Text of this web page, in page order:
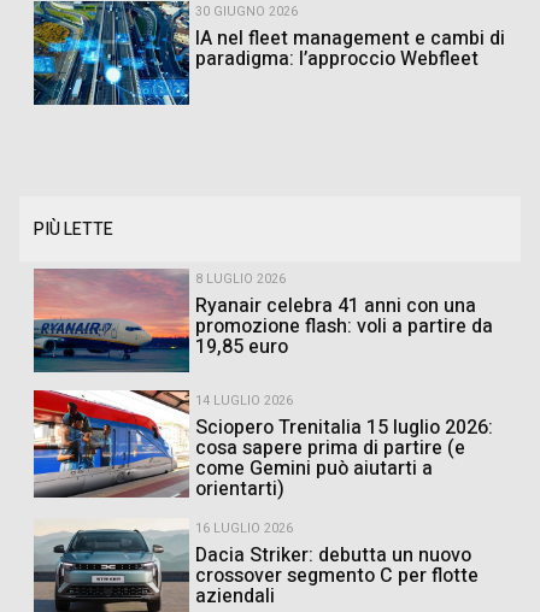
30 GIUGNO 2026
IA nel fleet management e cambi di
paradigma: l’approccio Webfleet
PIÙ LETTE
8 LUGLIO 2026
Ryanair celebra 41 anni con una
promozione flash: voli a partire da
19,85 euro
14 LUGLIO 2026
Sciopero Trenitalia 15 luglio 2026:
cosa sapere prima di partire (e
come Gemini può aiutarti a
orientarti)
16 LUGLIO 2026
Dacia Striker: debutta un nuovo
crossover segmento C per flotte
aziendali